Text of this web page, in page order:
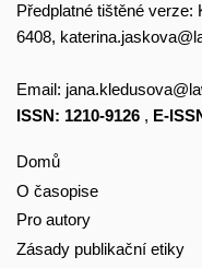
Předplatné tištěné verze:
6408,
Email:
ISSN: 1210-9126 , E-
Domů
O časopise
Pro autory
Zásady publikační etiky